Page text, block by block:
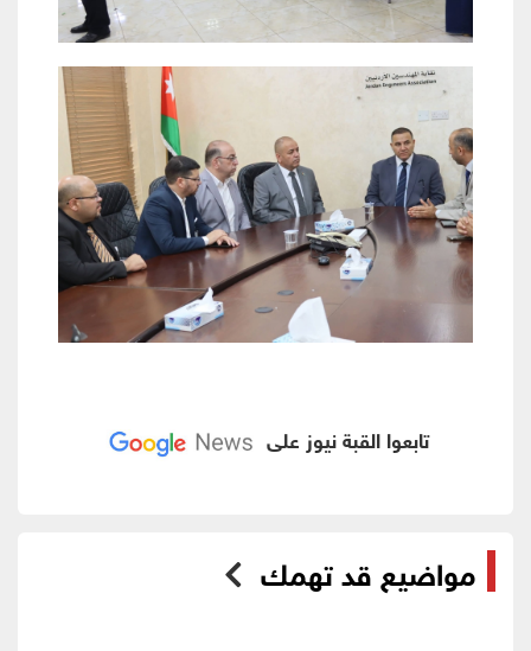
تابعوا القبة نيوز على
مواضيع قد تهمك